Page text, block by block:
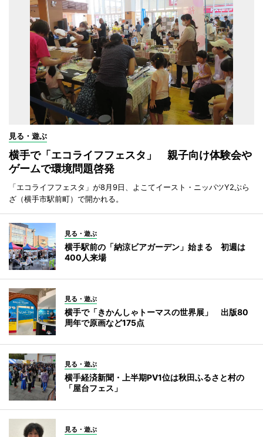
見る・遊ぶ
横手で「エコライフフェスタ」 親子向け体験会や
ゲームで環境問題啓発
「エコライフフェスタ」が8月9日、よこてイースト・ニッパツY2ぷら
ざ（横手市駅前町）で開かれる。
見る・遊ぶ
横手駅前の「納涼ビアガーデン」始まる 初週は
400人来場
見る・遊ぶ
横手で「きかんしゃトーマスの世界展」 出版80
周年で原画など175点
見る・遊ぶ
横手経済新聞・上半期PV1位は秋田ふるさと村の
「屋台フェス」
見る・遊ぶ